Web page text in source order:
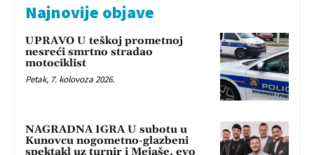
Najnovije objave
UPRAVO U teškoj prometnoj
nesreći smrtno stradao
motociklist
Petak, 7. kolovoza 2026.
NAGRADNA IGRA U subotu u
Kunovcu nogometno-glazbeni
spektakl uz turnir i Mejaše, evo